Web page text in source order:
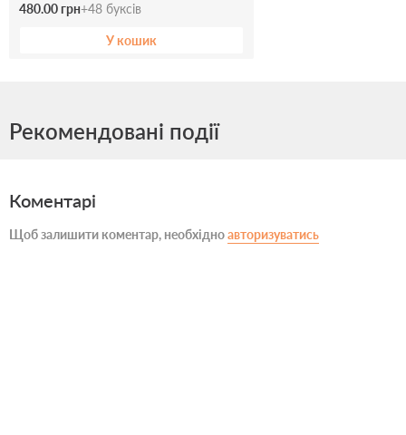
480.00 грн+48 буксів
У кошик
Рекомендовані події
Коментарі
Щоб залишити коментар, необхідноавторизуватись